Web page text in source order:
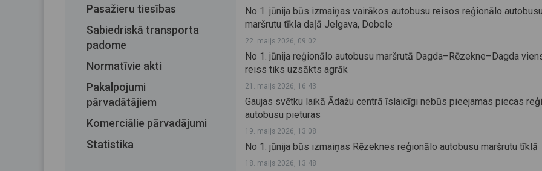
Pasažieru tiesības
Sabiedriskā transporta
padome
Normatīvie akti
Pakalpojumi
pārvadātājiem
Komerciālie pārvadājumi
Statistika
No 1. jūnija būs izmaiņas vairākos autobusu reisos reģionālo autobusu
maršrutu tīkla daļā Jelgava, Dobele
22. maijs 2026, 09:02
No 1. jūnija reģionālo autobusu maršrutā Dagda–Rēzekne–Dagda
reiss tiks uzsākts agrāk
21. maijs 2026, 16:43
Gaujas svētku laikā Ādažu centrā īslaicīgi nebūs pieejamas piecas
autobusu pieturas
19. maijs 2026, 13:08
No 1. jūnija būs izmaiņas Rēzeknes reģionālo autobusu maršrutu tīklā
18. maijs 2026, 13:48